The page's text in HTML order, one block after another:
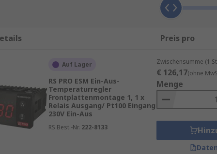
in unseren Ratgebern.
von Marken wie
Lieferung am nächsten Werktag sowie zum
wenn Sie einen Temperaturregler kaufen
mit unseremKalibrierservice
Zeitschaltuhren,
Messumformer für
Preis pro
Auf Lager
RS PRO ESM Ein-Aus-
Temperaturregler
Frontplattenmontage 1, 1 x
Relais Ausgang/ Pt100 Eingang
230V Ein-Aus
RS Best.-Nr. 222-8133
Zwischensumme (1
€ 126,17(ohne
Menge